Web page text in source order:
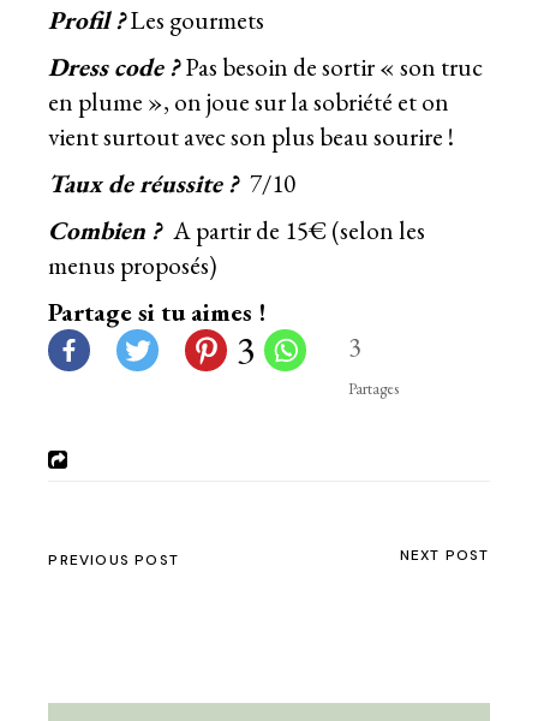
Profil ?Les gourmets
Dress code ?Pas besoin de sortir « son truc
en plume », on joue sur la sobriété et on
vient surtout avec son plus beau sourire !
Taux de réussite ?7/10
Combien ?A partir de 15€ (selon les
menus proposés)
Partage si tu aimes !
3 3
Partages
PREVIOUS POST NEXT POST